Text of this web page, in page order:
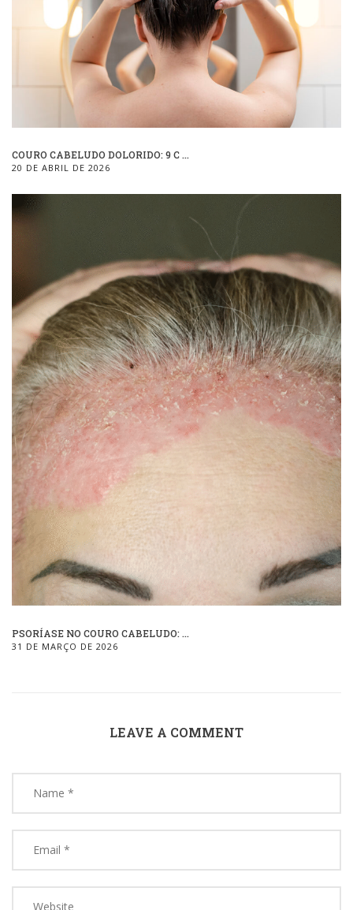
COURO CABELUDO DOLORIDO: 9 C ...
20 DE ABRIL DE 2026
PSORÍASE NO COURO CABELUDO: ...
31 DE MARÇO DE 2026
LEAVE A COMMENT